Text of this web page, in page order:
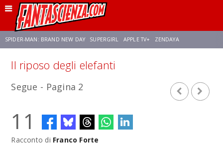
SPIDER-MAN: BRAND NEW DAY SUPERGIRL APPLE TV+ ZENDAYA
FRANCO RICCIARDIELLO
Il riposo degli elefanti
Segue - Pagina 2
11
Racconto di Franco Forte